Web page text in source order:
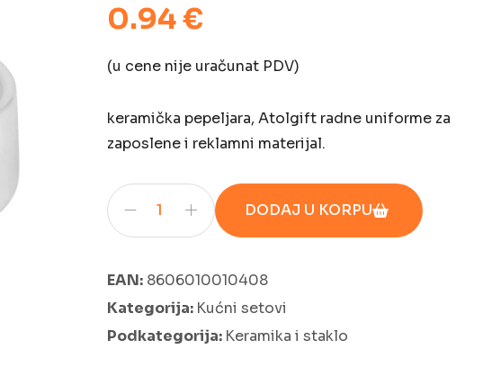
0.94 €
(u cene nije uračunat PDV)
keramička pepeljara, Atolgift radne uniforme za
zaposlene i reklamni materijal.
DODAJ U KORPU
EAN: 8606010010408
Kategorija: Kućni setovi
Podkategorija: Keramika i staklo